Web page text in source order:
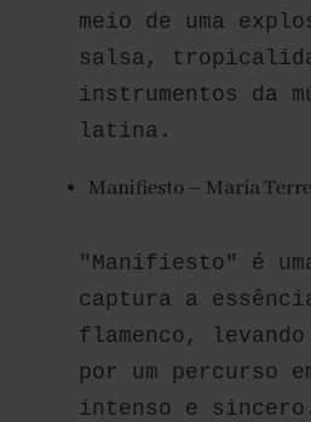
meio de uma
salsa,
instrumentos da
latina.
Manifiesto – María
"Manifiesto" é
captura a
flamenco,
por um percurso
intenso e